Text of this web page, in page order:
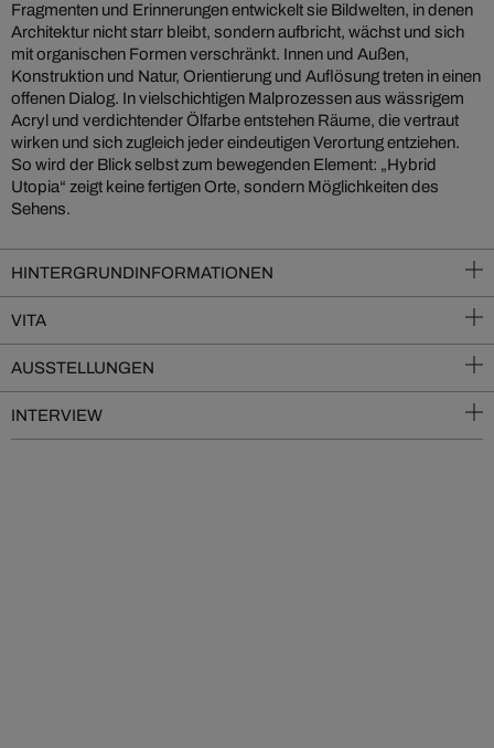
Fragmenten und Erinnerungen entwickelt sie Bildwelten, in denen
Architektur nicht starr bleibt, sondern aufbricht, wächst und sich
mit organischen Formen verschränkt. Innen und Außen,
Konstruktion und Natur, Orientierung und Auflösung treten in einen
offenen Dialog. In vielschichtigen Malprozessen aus wässrigem
Acryl und verdichtender Ölfarbe entstehen Räume, die vertraut
wirken und sich zugleich jeder eindeutigen Verortung entziehen.
So wird der Blick selbst zum bewegenden Element: „Hybrid
Utopia“ zeigt keine fertigen Orte, sondern Möglichkeiten des
Sehens.
HINTERGRUNDINFORMATIONEN
VITA
AUSSTELLUNGEN
INTERVIEW